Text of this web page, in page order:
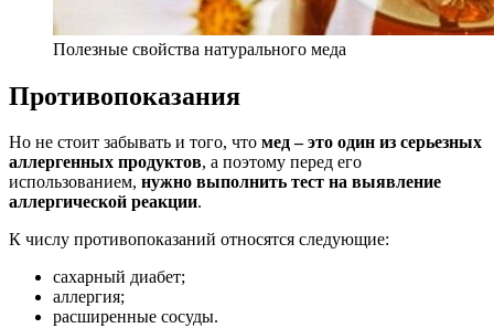
Полезные свойства натурального меда
Противопоказания
Но не стоит забывать и того, что мед – это один из серьезных
аллергенных продуктов, а поэтому перед его
использованием, нужно выполнить тест на выявление
аллергической реакции.
К числу противопоказаний относятся следующие:
сахарный диабет;
аллергия;
расширенные сосуды.